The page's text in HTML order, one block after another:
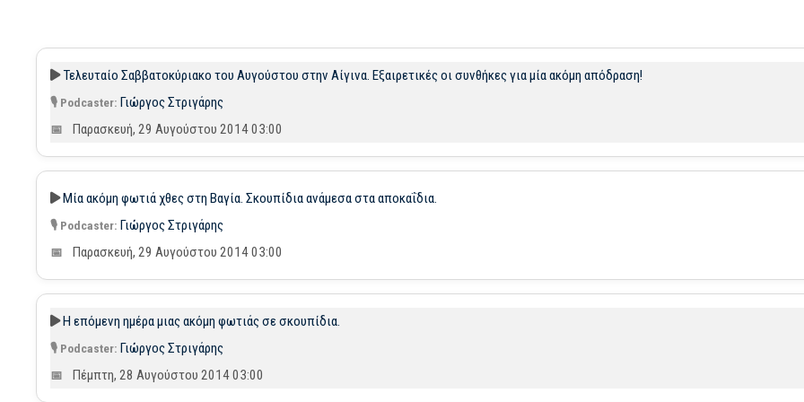
Τελευταίο Σαββατοκύριακο του Αυγούστου στην Αίγινα. Εξαιρετικές οι συνθήκες για μία ακόμη απόδραση!
Γιώργος Στριγάρης
Παρασκευή, 29 Αυγούστου 2014 03:00
Μία ακόμη φωτιά χθες στη Βαγία. Σκουπίδια ανάμεσα στα αποκαΐδια.
Γιώργος Στριγάρης
Παρασκευή, 29 Αυγούστου 2014 03:00
Η επόμενη ημέρα μιας ακόμη φωτιάς σε σκουπίδια.
Γιώργος Στριγάρης
Πέμπτη, 28 Αυγούστου 2014 03:00